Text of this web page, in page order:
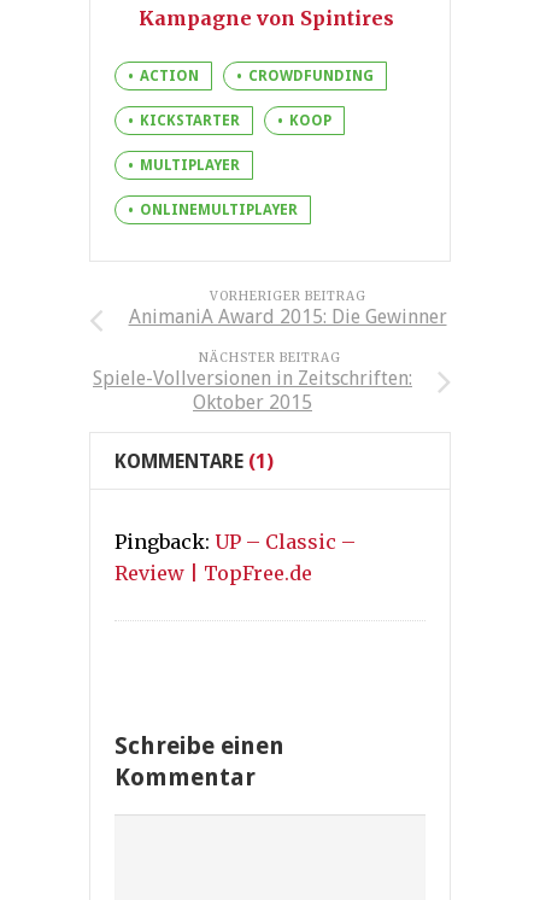
Kampagne von Spintires
ACTION CROWDFUNDING
KICKSTARTER KOOP
MULTIPLAYER
ONLINEMULTIPLAYER
VORHERIGER BEITRAG
AnimaniA Award 2015: Die Gewinner
NÄCHSTER BEITRAG
Spiele-Vollversionen in Zeitschriften:
Oktober 2015
KOMMENTARE (1)
Pingback: UP – Classic –
Review | TopFree.de
Schreibe einen
Kommentar